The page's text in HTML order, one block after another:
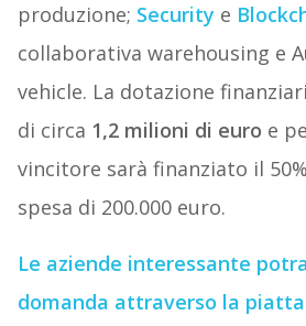
produzione; Security e
collaborativa warehousing e
vehicle. La dotazione
di circa 1,2 milioni di euro e
vincitore sarà finanziato il
spesa di 200.000 euro.
Le aziende interessante
domanda attraverso la